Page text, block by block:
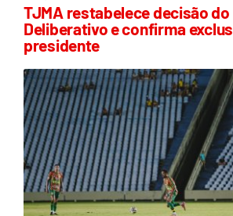
TJMA restabelece decisão
Deliberativo e confirma
presidente